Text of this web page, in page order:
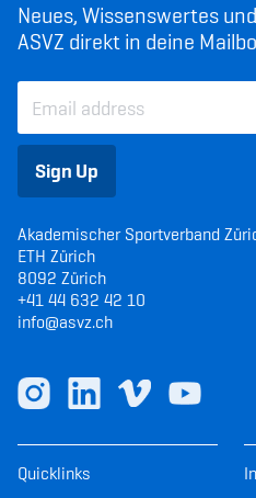
Neues, Wissenswertes
ASVZ direkt in deine
Sign Up
Akademischer Sportverband
ETH Zürich
8092 Zürich
+41 44 632 42 10
info@asvz.ch
Quicklinks